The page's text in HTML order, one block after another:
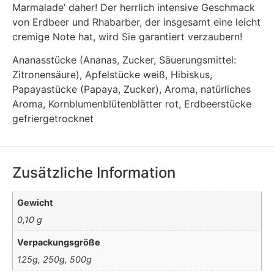
Marmalade‘ daher! Der herrlich intensive Geschmack
von Erdbeer und Rhabarber, der insgesamt eine leicht
cremige Note hat, wird Sie garantiert verzaubern!
Ananasstücke (Ananas, Zucker, Säuerungsmittel:
Zitronensäure), Apfelstücke weiß, Hibiskus,
Papayastücke (Papaya, Zucker), Aroma, natürliches
Aroma, Kornblumenblütenblätter rot, Erdbeerstücke
gefriergetrocknet
Zusätzliche Information
Gewicht
0,10 g
Verpackungsgröße
125g, 250g, 500g